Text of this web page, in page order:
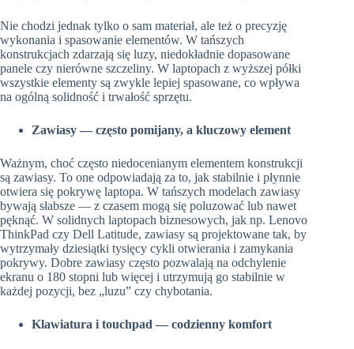
Nie chodzi jednak tylko o sam materiał, ale też o precyzję
wykonania i spasowanie elementów. W tańszych
konstrukcjach zdarzają się luzy, niedokładnie dopasowane
panele czy nierówne szczeliny. W laptopach z wyższej półki
wszystkie elementy są zwykle lepiej spasowane, co wpływa
na ogólną solidność i trwałość sprzętu.
Zawiasy — często pomijany, a kluczowy element
Ważnym, choć często niedocenianym elementem konstrukcji
są zawiasy. To one odpowiadają za to, jak stabilnie i płynnie
otwiera się pokrywę laptopa. W tańszych modelach zawiasy
bywają słabsze — z czasem mogą się poluzować lub nawet
pęknąć. W solidnych laptopach biznesowych, jak np. Lenovo
ThinkPad czy Dell Latitude, zawiasy są projektowane tak, by
wytrzymały dziesiątki tysięcy cykli otwierania i zamykania
pokrywy. Dobre zawiasy często pozwalają na odchylenie
ekranu o 180 stopni lub więcej i utrzymują go stabilnie w
każdej pozycji, bez „luzu” czy chybotania.
Klawiatura i touchpad — codzienny komfort